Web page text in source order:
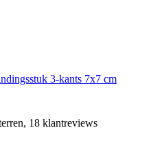
3-kants 7x7 cm
18 klantreviews